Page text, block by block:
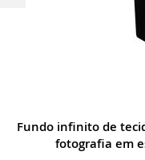
Fundo infinito de
fotografia em